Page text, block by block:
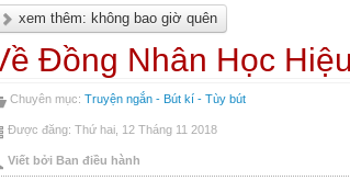
xem thêm: không bao giờ quên
Đồng Nhân Học Hiệu
Chuyên mục:Truyện ngắn - Bút kí - Tùy bút
Được đăng: Thứ hai, 12 Tháng 11 2018
Viết bởi Ban điều hành